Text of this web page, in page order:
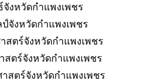
จังหวัดกำแพงเพชร
ป์จังหวัดกำแพงเพชร
สตร์จังหวัดกำแพงเพชร
สตร์จังหวัดกำแพงเพชร
สตร์จังหวัดกำแพงเพชร